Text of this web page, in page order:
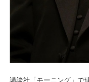
講談社「モーニング」で